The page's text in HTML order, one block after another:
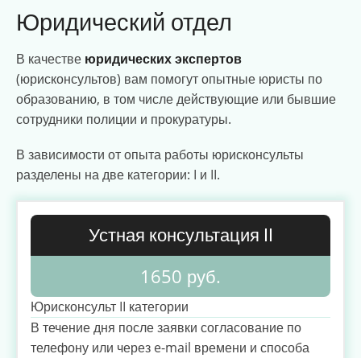
Юридический отдел
В качестве юридических экспертов
(юрисконсультов) вам помогут опытные юристы по
образованию, в том числе действующие или бывшие
сотрудники полиции и прокуратуры.
В зависимости от опыта работы юрисконсульты
разделены на две категории: I и II.
Устная консультация II
1650 руб.
Юрисконсульт II категории
В течение дня после заявки согласование по
телефону или через e-mail времени и способа